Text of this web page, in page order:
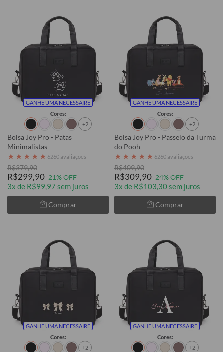
GANHE UMA NECESSAIRE
Cores:
+2
Bolsa Joy Pro - Patas
Minimalistas
★ ★ ★ ★ ★ 6260 avaliações
R$379,90
R$299,90 21% OFF
3x de R$99,97 sem juros
Comprar
GANHE UMA NECESSAIRE
Cores:
+2
Bolsa Joy Pro - Passeio da Turma
do Pooh
★ ★ ★ ★ ★ 6260 avaliações
R$409,90
R$309,90 24% OFF
3x de R$103,30 sem juros
Comprar
GANHE UMA NECESSAIRE
Cores:
+2
GANHE UMA NECESSAIRE
Cores:
+2